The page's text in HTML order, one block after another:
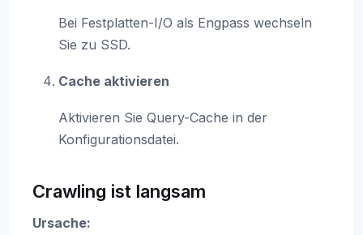
Bei Festplatten-I/O als Engpass wechseln
Sie zu SSD.
Cache aktivieren
Aktivieren Sie Query-Cache in der
Konfigurationsdatei.
Crawling ist langsam
Ursache: